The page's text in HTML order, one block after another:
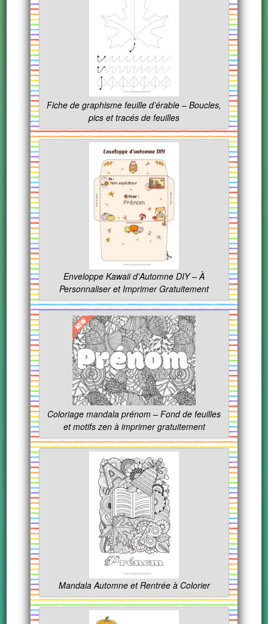
Fiche de graphisme feuille d’érable – Boucles,
pics et tracés de feuilles
Enveloppe Kawaii d'Automne DIY – À
Personnaliser et Imprimer Gratuitement
Coloriage mandala prénom – Fond de feuilles
et motifs zen à imprimer gratuitement
Mandala Automne et Rentrée à Colorier